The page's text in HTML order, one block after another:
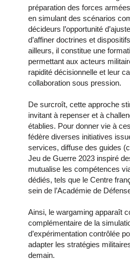
préparation des forces
en simulant des scénarios
décideurs l’opportunité
d’affiner doctrines et
ailleurs, il constitue une
permettant aux acteurs
rapidité décisionnelle et leur
collaboration sous pression.
De surcroît, cette approche
invitant à repenser et à
établies. Pour donner vie à
fédère diverses initiatives
services, diffuse des guides
Jeu de Guerre 2023 inspiré
mutualise les compétences
dédiés, tels que le Centre
sein de l’Académie de
Ainsi, le wargaming apparaît
complémentaire de la
d’expérimentation contrôlée
adapter les stratégies
demain.